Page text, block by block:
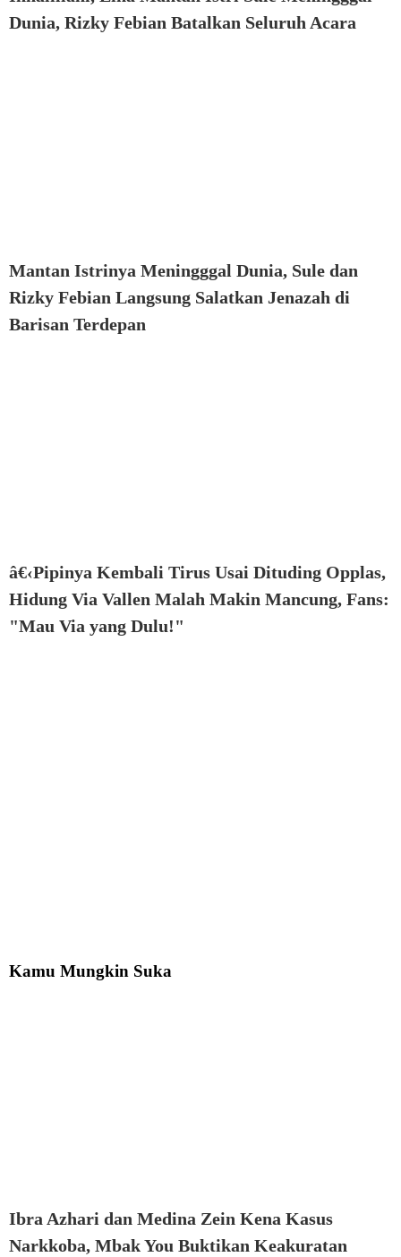
Dunia, Rizky Febian Batalkan Seluruh Acara
Mantan Istrinya Meningggal Dunia, Sule dan
Rizky Febian Langsung Salatkan Jenazah di
Barisan Terdepan
â€‹Pipinya Kembali Tirus Usai Dituding Opplas,
Hidung Via Vallen Malah Makin Mancung, Fans:
"Mau Via yang Dulu!"
Kamu Mungkin Suka
Ibra Azhari dan Medina Zein Kena Kasus
Narkkoba, Mbak You Buktikan Keakuratan